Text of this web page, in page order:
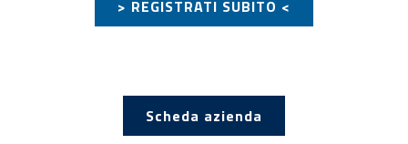
> REGISTRATI SUBITO <
Scheda azienda